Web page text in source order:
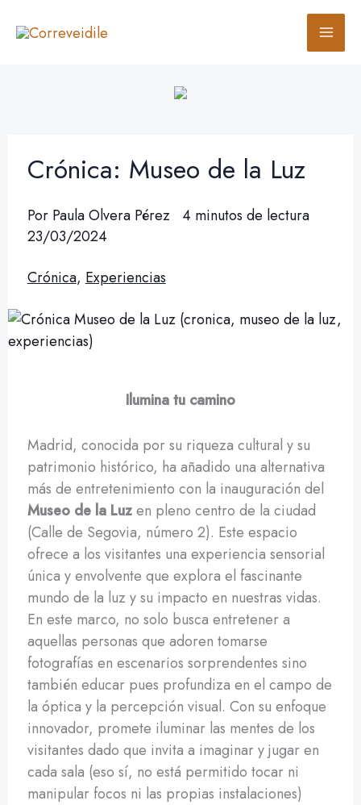
Crónica: Museo de la Luz
Por Paula Olvera Pérez
4 minutos de lectura
23/03/2024
Crónica, Experiencias
Ilumina tu camino
Madrid, conocida por su riqueza cultural y su
patrimonio histórico, ha añadido una alternativa
más de entretenimiento con la inauguración del
Museo de la Luzen pleno centro de la ciudad
(Calle de Segovia, número 2). Este espacio
ofrece a los visitantes una experiencia sensorial
única y envolvente que explora el fascinante
mundo de la luz y su impacto en nuestras vidas.
En este marco, no solo busca entretener a
aquellas personas que adoren tomarse
fotografías en escenarios sorprendentes sino
también educar pues profundiza en el campo de
la óptica y la percepción visual. Con su enfoque
innovador, promete iluminar las mentes de los
visitantes dado que invita a imaginar y jugar en
cada sala (eso sí, no está permitido tocar ni
manipular focos ni las propias instalaciones)
u